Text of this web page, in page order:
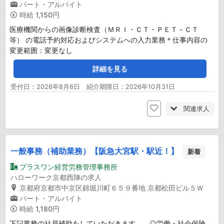
パート・アルバイト
時給 1,150円
医療機関からの画像診断検査（ＭＲＩ・ＣＴ・ＰＥＴ－ＣＴ
等） の電話予約対応およびシステムへの入力業務＊仕事内容の
変更範囲：変更なし
詳細を見る
受付日：2026年8月6日 紹介期限日：2026年10月31日
関連求人
一般事務（補助業務）【阪急大宮駅・駅近！】 新着
プラスワン経営労務管理事務所
ハローワーク京都西陣の求人
京都府京都市中京区錦堀川町６５９番地 京都松田ビル５Ｗ
パート・アルバイト
時給 1,180円